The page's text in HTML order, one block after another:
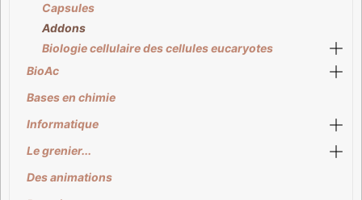
Capsules
Addons
Biologie cellulaire des cellules eucaryotes
BioAc
Bases en chimie
Informatique
Le grenier...
Des animations